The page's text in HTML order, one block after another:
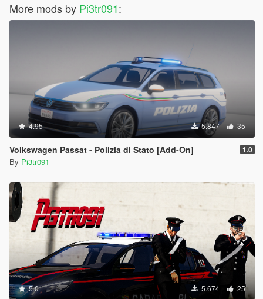
More mods by Pi3tr091:
4.95 5.847 35
Volkswagen Passat - Polizia di Stato [Add-On] 1.0
By Pi3tr091
5.0 5.674 25